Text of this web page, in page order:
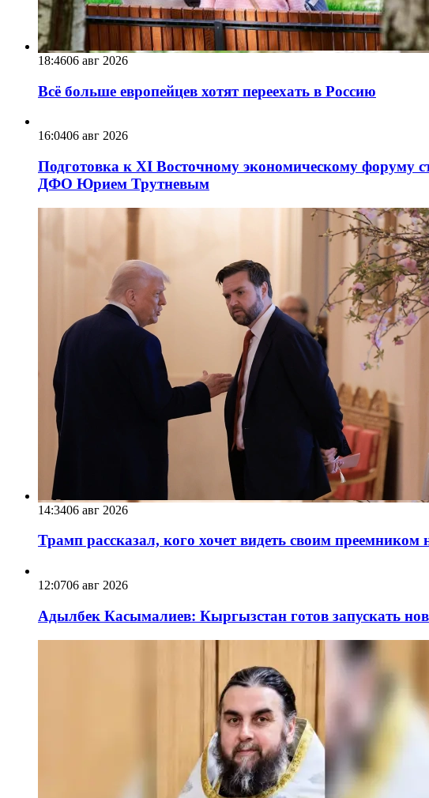
18:4606 авг 2026
Всё больше европейцев хотят переехать в Россию
16:0406 авг 2026
Подготовка к XI Восточному экономическому форуму
ДФО Юрием Трутневым
14:3406 авг 2026
Трамп рассказал, кого хочет видеть своим преемником
12:0706 авг 2026
Адылбек Касымалиев: Кыргызстан готов запускать